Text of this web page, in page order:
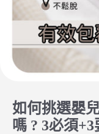
如何挑選嬰
嗎 ? 3必須